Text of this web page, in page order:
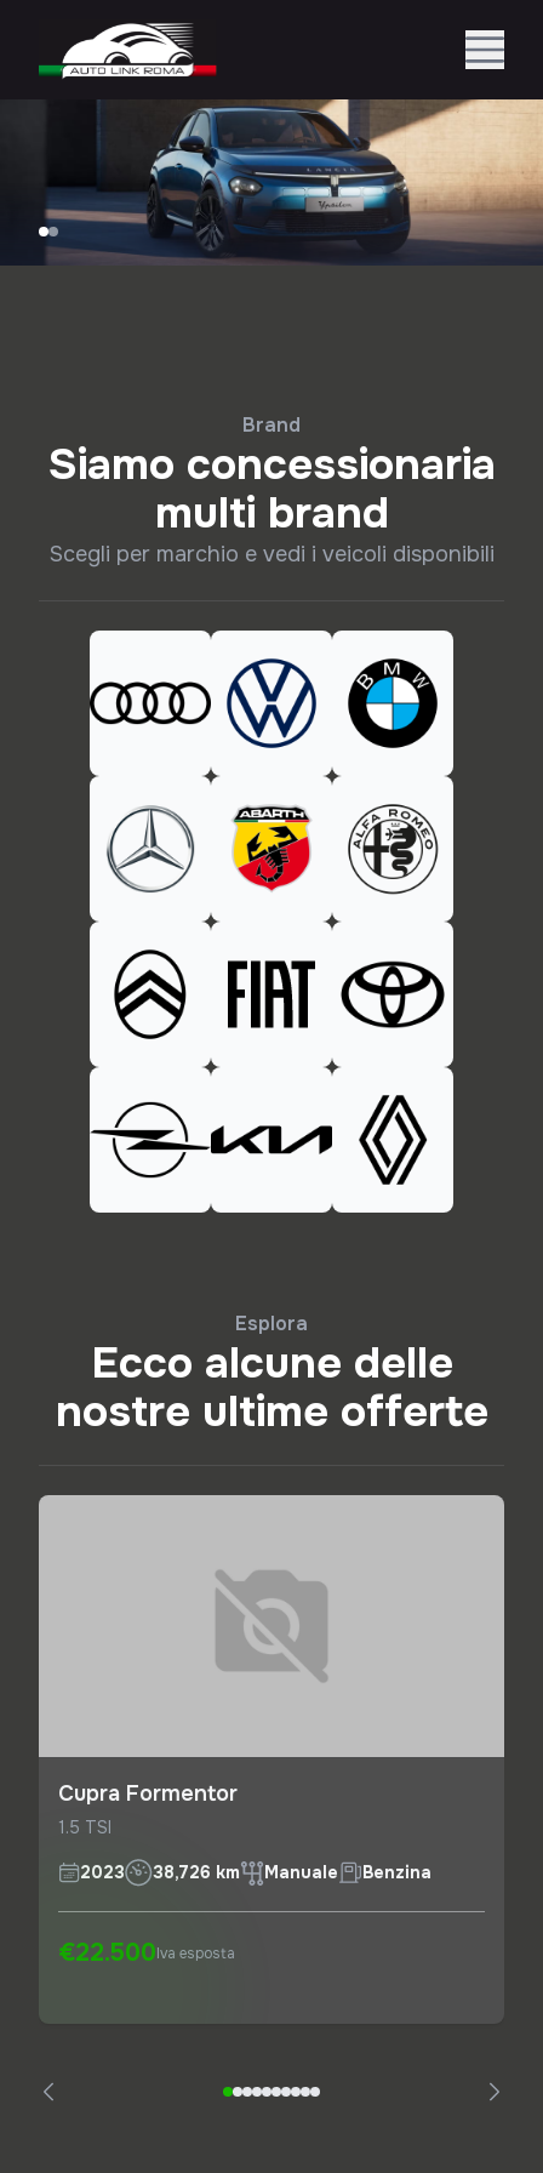
Brand
Siamo concessionaria
multi brand
Scegli per marchio e vedi i veicoli disponibili
Esplora
Ecco alcune delle
nostre ultime offerte
Cupra Formentor
1.5 TSI
2023 38,726 km Manuale Benzina
€22.500Iva esposta